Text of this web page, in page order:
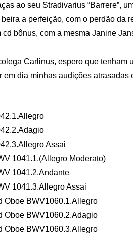
ao seu Stradivarius “Barrere”,
a perfeição, com o perdão da
bônus, com a mesma Janine
Carlinus, espero que tenham
dia minhas audições atrasadas
Assai
1041.1.(Allegro Moderato)
1041.2.Andante
1041.3.Allegro Assai
Oboe BWV1060.1.Allegro
Oboe BWV1060.2.Adagio
Oboe BWV1060.3.Allegro